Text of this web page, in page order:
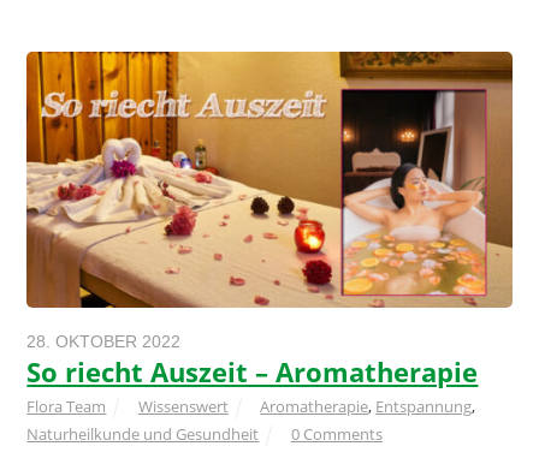
28. OKTOBER 2022
So riecht Auszeit – Aromatherapie
Flora Team Wissenswert Aromatherapie, Entspannung,
Naturheilkunde und Gesundheit
0 Comments